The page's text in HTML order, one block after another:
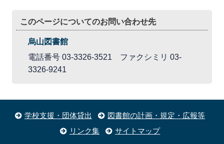
このページについてのお問い合わせ先
烏山図書館
電話番号 03-3326-3521 ファクシミリ 03-
3326-9241
学校支援・団体貸出
図書館の計画・規定・広報等
リンク集
サイトマップ